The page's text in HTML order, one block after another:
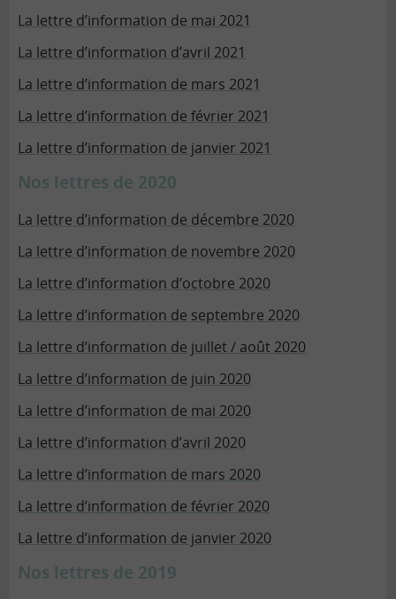
La lettre d’information de mai 2021
La lettre d’information d’avril 2021
La lettre d’information de mars 2021
La lettre d’information de février 2021
La lettre d’information de janvier 2021
Nos lettres de 2020
La lettre d’information de décembre 2020
La lettre d’information de novembre 2020
La lettre d’information d’octobre 2020
La lettre d’information de septembre 2020
La lettre d’information de juillet / août 2020
La lettre d’information de juin 2020
La lettre d’information de mai 2020
La lettre d’information d’avril 2020
La lettre d’information de mars 2020
La lettre d’information de février 2020
La lettre d’information de janvier 2020
Nos lettres de 2019